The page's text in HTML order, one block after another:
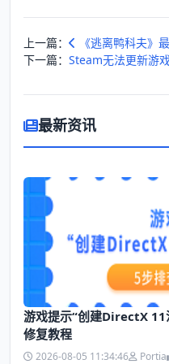
上一篇：
《逃离鸭科夫》
下一篇： Steam无法更新游
最新资讯
游戏提示“创建DirectX 11
修复教程
2026-08-05 11:34:46 Portia